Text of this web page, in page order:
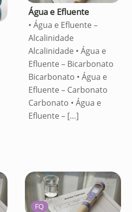
Água e Efluente
• Água e Efluente –
Alcalinidade
Alcalinidade • Água e
Efluente – Bicarbonato
Bicarbonato • Água e
Efluente – Carbonato
Carbonato • Água e
Efluente –[…]
FQ